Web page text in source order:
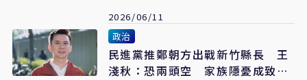
2026/06/11
政治
民進黨推鄭朝方出戰新竹縣長 王
淺秋：恐兩頭空 家族隱憂成致命